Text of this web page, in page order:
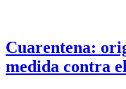
Cuarentena:
medida contra